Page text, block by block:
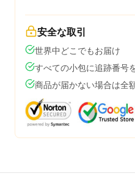
安全な取引
世界中どこでもお届け
すべての小包に追跡番号
商品が届かない場合は全